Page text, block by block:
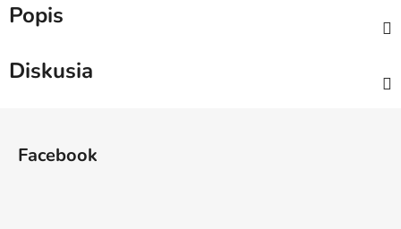
Popis
Diskusia
Facebook